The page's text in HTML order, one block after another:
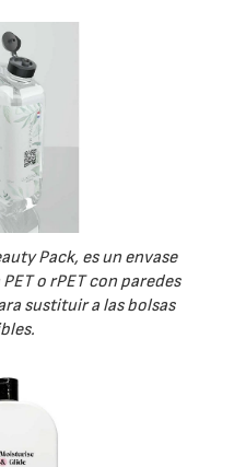
Pack, es un envase
o rPET con paredes
sustituir a las bolsas